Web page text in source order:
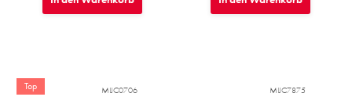
Top MIJC0706 MIJC7875